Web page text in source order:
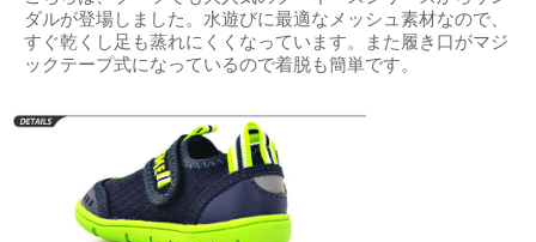
ダルが登場しました。水遊びに最適なメッシュ素材なので、
すぐ乾くし足も蒸れにくくなっています。また履き口がマジ
ックテープ式になっているので着脱も簡単です。